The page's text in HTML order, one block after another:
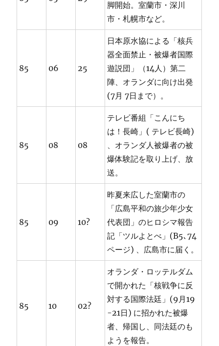
脚開始。室蘭市・深川
市・札幌市など。
85 06 25
日本原水協による「核兵
器全面禁止・被爆者国際
遊説団」（14人）第二
陣、オランダに向け出発
(7月 7日まで）。
85 08 08
テレビ番組「こんにち
は！長崎」( テレビ長崎)
、オランダ人被爆者の被
爆体験記を取り上げ、放
送。
85 09 10?
昨夏来広した室蘭市の
「広島平和の旅少年少女
代表団」のヒロシマ報告
記「ツルよとべ」(B5､74
ページ) 、広島市に届く。
85 10 02?
オランダ・ロッテルダム
で開かれた「核戦争に反
対する国際法廷」(9月19
-21日) に招かれた被爆
者、帰国し、同法廷のも
ようを報告。